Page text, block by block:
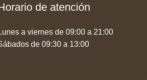
de atención
a viernes de 09:00 a 21:00
de 09:30 a 13:00